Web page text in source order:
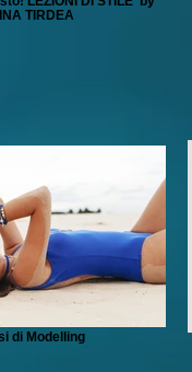
TIRDEA
di Modelling